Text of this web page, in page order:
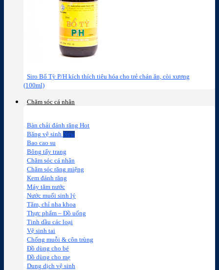
Siro Bổ Tỳ P/H kích thích tiêu hóa cho trẻ chán ăn, còi xương
(100ml)
Chăm sóc cá nhân
Bàn chải đánh răng
Băng vệ sinh
Bao cao su
Bông tẩy trang
Chăm sóc cá nhân
Chăm sóc răng miệng
Kem đánh răng
Máy tăm nước
Nước muối sinh lý
Tăm, chỉ nha khoa
Thực phẩm – Đồ uống
Tinh dầu các loại
Vệ sinh tai
Chống muỗi & côn trùng
Đồ dùng cho bé
Đồ dùng cho mẹ
Dung dịch vệ sinh